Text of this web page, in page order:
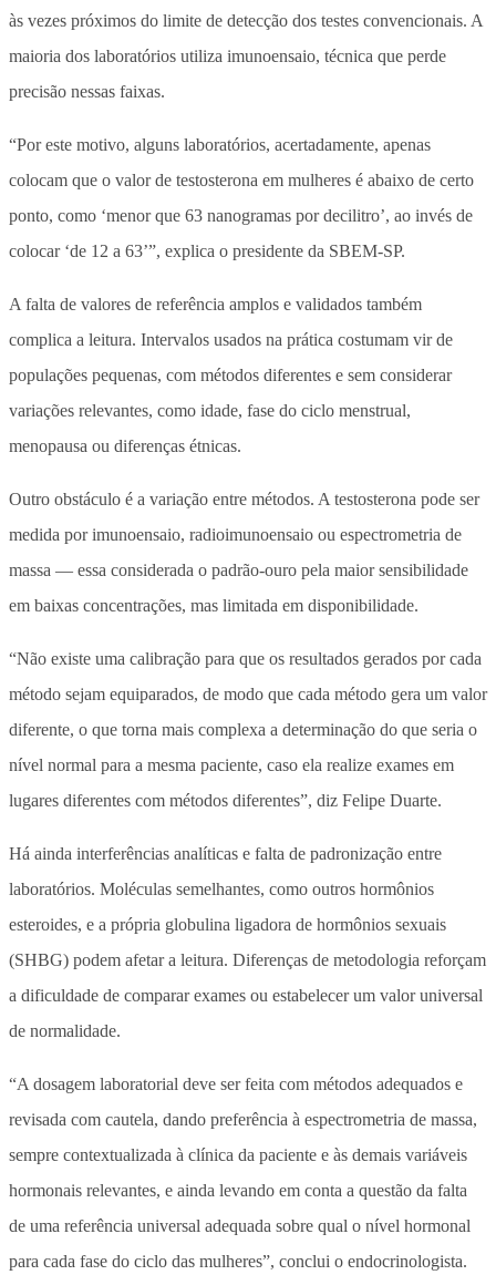
às vezes próximos do limite de detecção dos testes convencionais. A
maioria dos laboratórios utiliza imunoensaio, técnica que perde
precisão nessas faixas.
“Por este motivo, alguns laboratórios, acertadamente, apenas
colocam que o valor de testosterona em mulheres é abaixo de certo
ponto, como ‘menor que 63 nanogramas por decilitro’, ao invés de
colocar ‘de 12 a 63’”, explica o presidente da SBEM-SP.
A falta de valores de referência amplos e validados também
complica a leitura. Intervalos usados na prática costumam vir de
populações pequenas, com métodos diferentes e sem considerar
variações relevantes, como idade, fase do ciclo menstrual,
menopausa ou diferenças étnicas.
Outro obstáculo é a variação entre métodos. A testosterona pode ser
medida por imunoensaio, radioimunoensaio ou espectrometria de
massa — essa considerada o padrão-ouro pela maior sensibilidade
em baixas concentrações, mas limitada em disponibilidade.
“Não existe uma calibração para que os resultados gerados por cada
método sejam equiparados, de modo que cada método gera um valor
diferente, o que torna mais complexa a determinação do que seria o
nível normal para a mesma paciente, caso ela realize exames em
lugares diferentes com métodos diferentes”, diz Felipe Duarte.
Há ainda interferências analíticas e falta de padronização entre
laboratórios. Moléculas semelhantes, como outros hormônios
esteroides, e a própria globulina ligadora de hormônios sexuais
(SHBG) podem afetar a leitura. Diferenças de metodologia reforçam
a dificuldade de comparar exames ou estabelecer um valor universal
de normalidade.
“A dosagem laboratorial deve ser feita com métodos adequados e
revisada com cautela, dando preferência à espectrometria de massa,
sempre contextualizada à clínica da paciente e às demais variáveis
hormonais relevantes, e ainda levando em conta a questão da falta
de uma referência universal adequada sobre qual o nível hormonal
para cada fase do ciclo das mulheres”, conclui o endocrinologista.